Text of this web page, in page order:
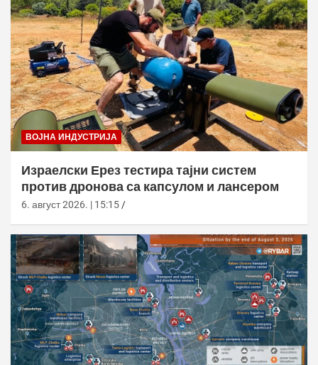
ВОЈНА ИНДУСТРИЈА
Израелски Ерез тестира тајни систем
против дронова са капсулом и лансером
6. август 2026. | 15:15